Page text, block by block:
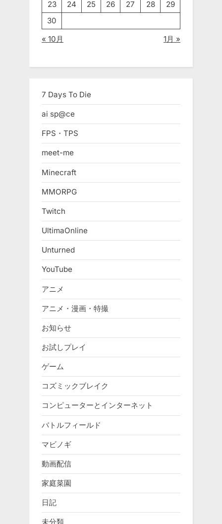
23
24 25 26 27 28
29
30
« 10月
1月 »
7 Days To Die
ai sp@ce
FPS・TPS
meet-me
Minecraft
MMORPG
Twitch
UltimaOnline
Unturned
YouTube
アニメ
アニメ・漫画・特撮
お知らせ
お試しプレイ
ゲーム
コズミックブレイク
コンピューターとインターネット
バトルフィールド
マビノギ
動画配信
家庭菜園
日記
未分類